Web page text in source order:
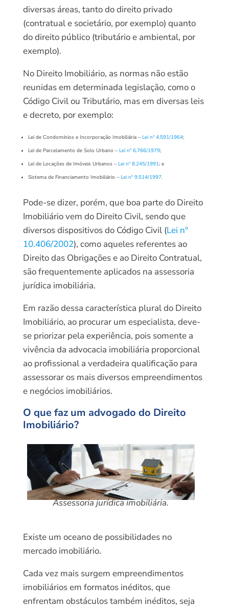
diversas áreas, tanto do direito privado
(contratual e societário, por exemplo) quanto
do direito público (tributário e ambiental, por
exemplo).
No Direito Imobiliário, as normas não estão
reunidas em determinada legislação, como o
Código Civil ou Tributário, mas em diversas leis
e decreto, por exemplo:
Lei de Condomínios e Incorporação Imobiliária – Lei nº 4.591/1964;
Lei de Parcelamento de Solo Urbano – Lei nº 6.766/1979;
Lei de Locações de Imóveis Urbanos – Lei nº 8.245/1991; e
Sistema de Financiamento Imobiliário – Lei nº 9.514/1997.
Pode-se dizer, porém, que boa parte do Direito
Imobiliário vem do Direito Civil, sendo que
diversos dispositivos do Código Civil (Lei nº
10.406/2002), como aqueles referentes ao
Direito das Obrigações e ao Direito Contratual,
são frequentemente aplicados na assessoria
jurídica imobiliária.
Em razão dessa característica plural do Direito
Imobiliário, ao procurar um especialista, deve-
se priorizar pela experiência, pois somente a
vivência da advocacia imobiliária proporcional
ao profissional a verdadeira qualificação para
assessorar os mais diversos empreendimentos
e negócios imobiliários.
O que faz um advogado do Direito
Imobiliário?
Assessoria jurídica imobiliária.
Existe um oceano de possibilidades no
mercado imobiliário.
Cada vez mais surgem empreendimentos
imobiliários em formatos inéditos, que
enfrentam obstáculos também inéditos, seja